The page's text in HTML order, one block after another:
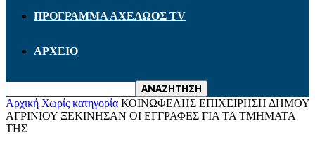
ΠΡΟΓΡΑΜΜΑ ΑΧΕΛΩΟΣ TV
ΑΡΧΕΙΟ
Αρχική Χωρίς κατηγορία ΚΟΙΝΩΦΕΛΗΣ ΕΠΙΧΕΙΡΗΣΗ ΔΗΜΟΥ
ΑΓΡΙΝΙΟΥ ΞΕΚΙΝΗΣΑΝ ΟΙ ΕΓΓΡΑΦΕΣ ΓΙΑ ΤΑ ΤΜΗΜΑΤΑ
THΣ